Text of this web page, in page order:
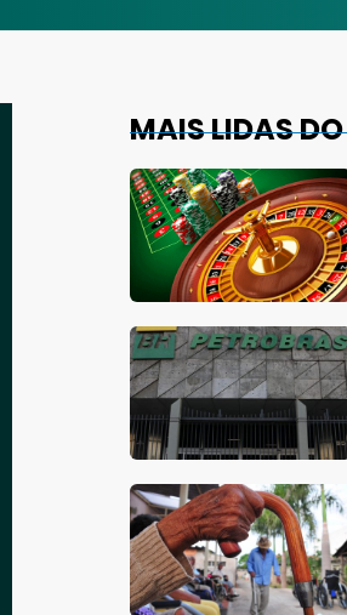
MAIS LIDAS